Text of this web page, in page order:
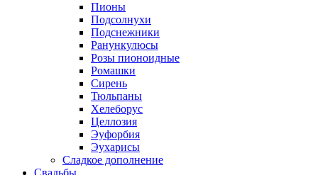
Пионы
Подсолнухи
Подснежники
Ранункулюсы
Розы пионоидные
Ромашки
Сирень
Тюльпаны
Хелеборус
Целлозия
Эуфорбия
Эухарисы
Сладкое дополнение
Свадьбы